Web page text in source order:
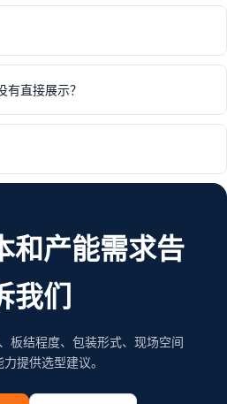
有直接展示？
和产能需求告
我们
板结程度、包装形式、现场空间
提供选型建议。